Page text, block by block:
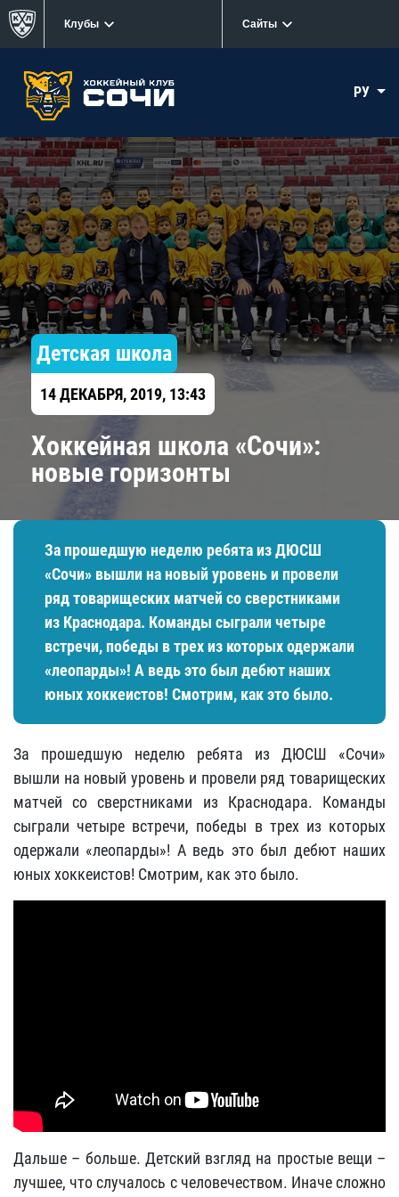
Клубы Сайты
РУ
Детская школа
14 ДЕКАБРЯ, 2019, 13:43
Хоккейная школа «Сочи»:
новые горизонты
За прошедшую неделю ребята из ДЮСШ
«Сочи» вышли на новый уровень и провели
ряд товарищеских матчей со сверстниками
из Краснодара. Команды сыграли четыре
встречи, победы в трех из которых одержали
«леопарды»! А ведь это был дебют наших
юных хоккеистов! Смотрим, как это было.
За прошедшую неделю ребята из ДЮСШ «Сочи»
вышли на новый уровень и провели ряд товарищеских
матчей со сверстниками из Краснодара. Команды
сыграли четыре встречи, победы в трех из которых
одержали «леопарды»! А ведь это был дебют наших
юных хоккеистов! Смотрим, как это было.
Дальше – больше. Детский взгляд на простые вещи –
лучшее, что случалось с человечеством. Иначе сложно